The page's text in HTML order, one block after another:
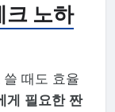
크 노하
때도 효율
게 필요한 짠